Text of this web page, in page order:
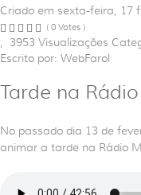
Criado em sexta-feira, 17
( 0 Votes )
, 3953 Visualizações
Escrito por: WebFarol
Tarde na
No passado dia 13 de
animar a tarde na Rádio